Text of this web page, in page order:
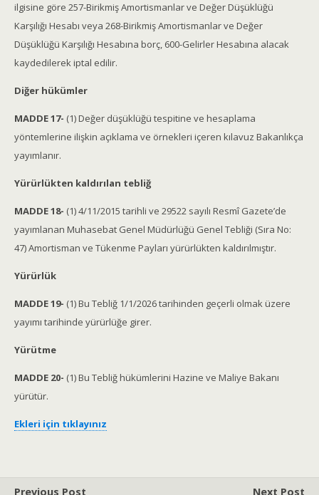
ilgisine göre 257-Birikmiş Amortismanlar ve Değer Düşüklüğü
Karşılığı Hesabı veya 268-Birikmiş Amortismanlar ve Değer
Düşüklüğü Karşılığı Hesabına borç, 600-Gelirler Hesabına alacak
kaydedilerek iptal edilir.
Diğer hükümler
MADDE 17- (1) Değer düşüklüğü tespitine ve hesaplama
yöntemlerine ilişkin açıklama ve örnekleri içeren kılavuz Bakanlıkça
yayımlanır.
Yürürlükten kaldırılan tebliğ
MADDE 18- (1) 4/11/2015 tarihli ve 29522 sayılı Resmî Gazete’de
yayımlanan Muhasebat Genel Müdürlüğü Genel Tebliği (Sıra No:
47) Amortisman ve Tükenme Payları yürürlükten kaldırılmıştır.
Yürürlük
MADDE 19- (1) Bu Tebliğ 1/1/2026 tarihinden geçerli olmak üzere
yayımı tarihinde yürürlüğe girer.
Yürütme
MADDE 20- (1) Bu Tebliğ hükümlerini Hazine ve Maliye Bakanı
yürütür.
Ekleri için tıklayınız
Previous Post Next Post